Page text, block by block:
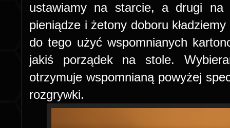
ustawiamy na starcie, a drugi na
pieniądze i żetony doboru
do tego użyć wspomnianych
jakiś porządek na stole.
otrzymuje wspomnianą powyżej
rozgrywki.